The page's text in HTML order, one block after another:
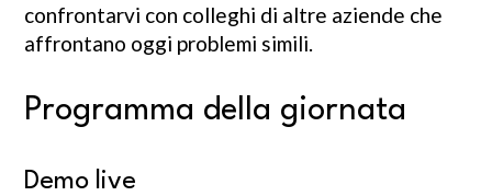
confrontarvi con colleghi di altre aziende che
affrontano oggi problemi simili.
Programma della giornata
Demo live